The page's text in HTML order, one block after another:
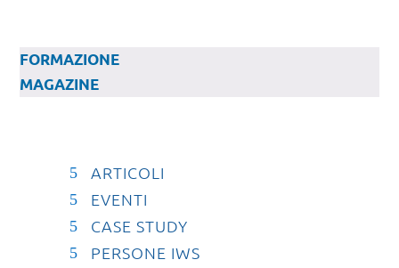
FORMAZIONE
MAGAZINE
ARTICOLI
EVENTI
CASE STUDY
PERSONE IWS